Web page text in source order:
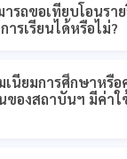
รถขอเทียบโอนรา
ารเรียนได้หรือไม่?
เนียมการศึกษาหรือ
ของสถาบันฯ มีค่าใ